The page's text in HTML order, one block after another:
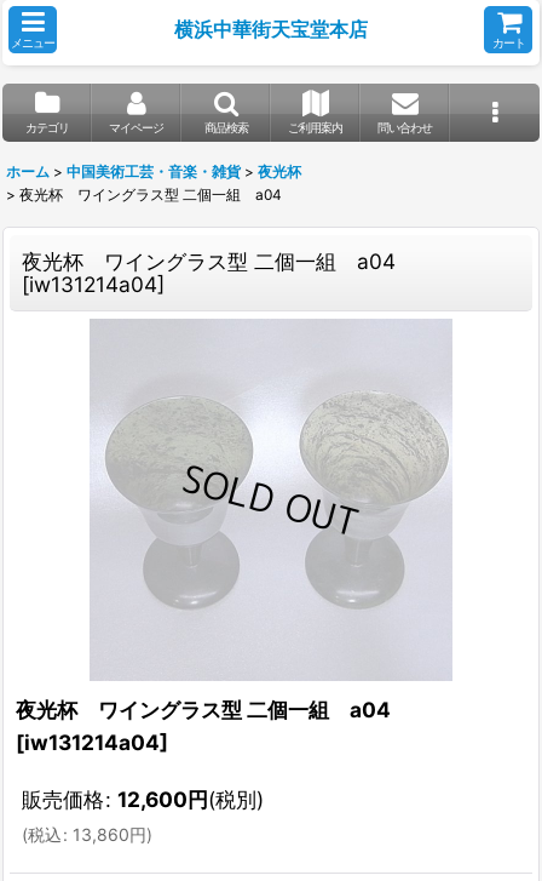
メニュー
横浜中華街天宝堂本店
カート
カテゴリ マイページ 商品検索 ご利用案内 問い合わせ
ホーム > 中国美術工芸・音楽・雑貨 > 夜光杯
> 夜光杯 ワイングラス型 二個一組 a04
夜光杯 ワイングラス型 二個一組 a04
[iw131214a04]
夜光杯 ワイングラス型 二個一組 a04
[iw131214a04]
販売価格: 12,600円(税別)
(税込: 13,860円)